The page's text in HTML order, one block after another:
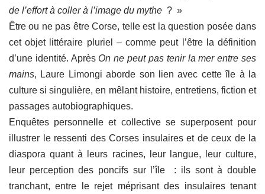
de l’effort à coller à l’image du mythe ? »
Être ou ne pas être Corse, telle est la question posée dans
cet objet littéraire pluriel – comme peut l’être la définition
d’une identité. Après On ne peut pas tenir la mer entre ses
mains, Laure Limongi aborde son lien avec cette île à la
culture si singulière, en mêlant histoire, entretiens, fiction et
passages autobiographiques.
Enquêtes personnelle et collective se superposent pour
illustrer le ressenti des Corses insulaires et de ceux de la
diaspora quant à leurs racines, leur langue, leur culture,
leur perception des poncifs sur l’île : ils sont à double
tranchant, entre le rejet méprisant des insulaires tenant